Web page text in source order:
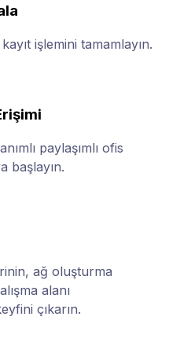
işlemini tamamlayın.
paylaşımlı ofis
başlayın.
ağ oluşturma
alanı
çıkarın.